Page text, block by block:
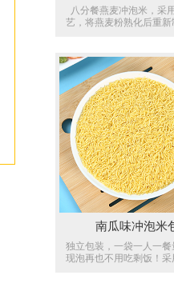
八分餐燕麦冲泡米，采
艺，将燕麦粉熟化后重新
可食用。食用方法为：将
内，加入开水搅拌均匀，
过米为宜，加盖8分钟
用，口感软糯香甜。经权
测燕麦冲泡米中无蔗糖、
芽糖和葡萄糖，特别适合
食用。吃方便健康主食，
燕麦冲泡米。...
南瓜味冲泡米
独立包装，一袋一人一餐
现泡再也不用吃剩饭！采